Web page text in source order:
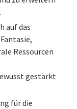
auf das
Ressourcen
gestärkt
für die